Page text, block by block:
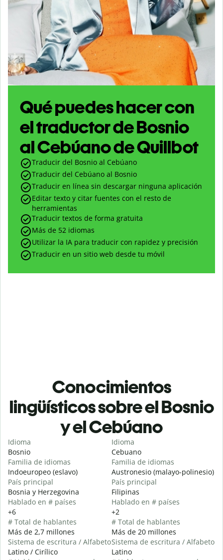
Qué puedes hacer con
el traductor de Bosnio
al Cebúano de Quillbot
Traducir del Bosnio al Cebúano
Traducir del Cebúano al Bosnio
Traducir en línea sin descargar ninguna aplicación
Editar texto y citar fuentes con el resto de
herramientas
Traducir textos de forma gratuita
Más de 52 idiomas
Utilizar la IA para traducir con rapidez y precisión
Traducir en un sitio web desde tu móvil
Conocimientos
lingüísticos sobre el Bosnio
y el Cebúano
Idioma
Bosnio
Familia de idiomas
Indoeuropeo (eslavo)
País principal
Bosnia y Herzegovina
Hablado en # países
+6
# Total de hablantes
Más de 2,7 millones
Sistema de escritura / Alfabeto
Latino / Cirílico
Idioma
Cebuano
Familia de idiomas
Austronesio (malayo-polinesio)
País principal
Filipinas
Hablado en # países
+2
# Total de hablantes
Más de 20 millones
Sistema de escritura / Alfabeto
Latino